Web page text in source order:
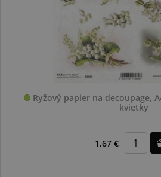
Ryžový papier na decoupage,
kvietky
1,67 €